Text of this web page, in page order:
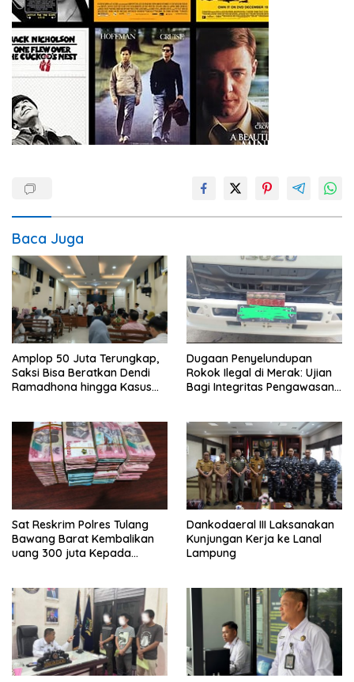
Baca Juga
Amplop 50 Juta Terungkap,
Saksi Bisa Beratkan Dendi
Ramadhona hingga Kasus
Dugaan Penyelundupan
Rokok Ilegal di Merak: Ujian
Bagi Integritas Pengawasan
Sat Reskrim Polres Tulang
Bawang Barat Kembalikan
uang 300 juta Kepada
Dankodaeral III Laksanakan
Kunjungan Kerja ke Lanal
Lampung